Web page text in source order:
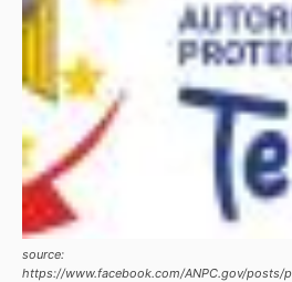
source:
https://www.facebook.com/ANPC.gov/posts/